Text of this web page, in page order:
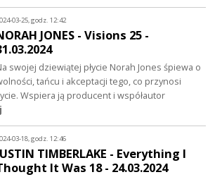
03-25, godz. 12:42
JONES - Visions 25 -
swojej dziewiątej płycie Norah Jones śpiewa o
tańcu i akceptacji tego, co przynosi
Wspiera ją producent i współautor
03-18, godz. 12:46
TIMBERLAKE - Everything I
It Was 18 - 24.03.2024